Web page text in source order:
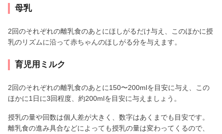
母乳
2回のそれぞれの離乳食のあとにほしがるだけ与え、このほかに授
乳のリズムに沿って赤ちゃんのほしがる分を与えます。
育児用ミルク
2回のそれぞれの離乳食のあとに150〜200mlを目安に与え、この
ほかに1日に3回程度、約200mlを目安に与えましょう。
授乳の量や回数は個人差が大きく、数字はあくまでも目安です。
離乳食の進み具合などによっても授乳の量は変わってくるので、